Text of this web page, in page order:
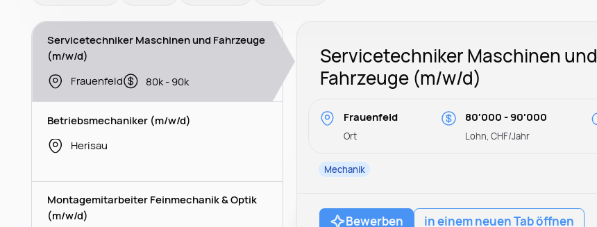
Servicetechniker Maschinen und Fahrzeuge
(m/w/d)
Frauenfeld
80k - 90k
Betriebsmechaniker (m/w/d)
Herisau
Montagemitarbeiter Feinmechanik & Optik
(m/w/d)
Servicetechniker Maschinen und
Fahrzeuge (m/w/d)
Frauenfeld
Ort
80'000 - 90'000
Lohn, CHF/Jahr
Mechanik
Bewerben in einem neuen Tab öffnen